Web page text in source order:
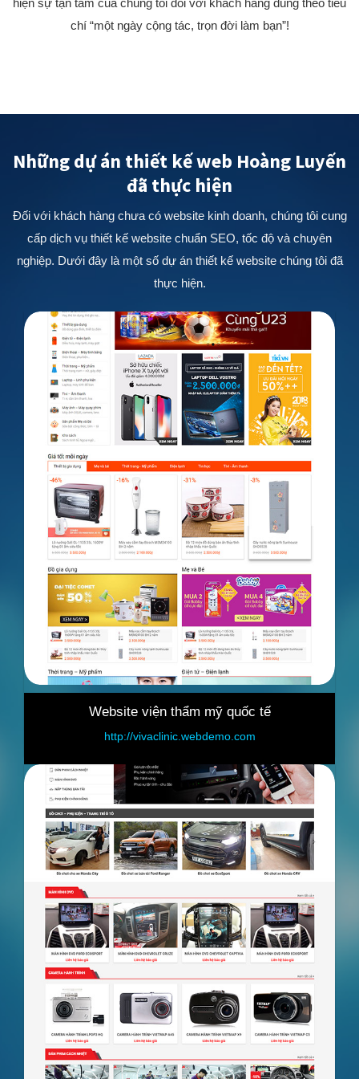
hiện sự tận tâm của chúng tôi đối với khách hàng đúng theo tiêu
chí “một ngày cộng tác, trọn đời làm bạn”!
Những dự án thiết kế web Hoàng Luyến
đã thực hiện
Đối với khách hàng chưa có website kinh doanh, chúng tôi cung
cấp dịch vụ thiết kế website chuẩn SEO, tốc độ và chuyên
nghiệp. Dưới đây là một số dự án thiết kế website chúng tôi đã
thực hiện.
Website bán hàng
thẩm mỹ quốc tế